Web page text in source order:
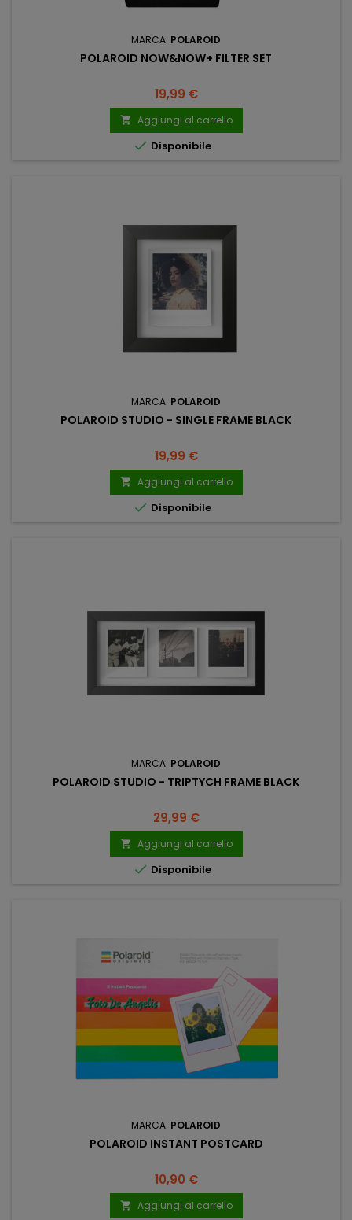
MARCA: POLAROID
POLAROID NOW&NOW+ FILTER SET
Prezzo
19,99 €
 Aggiungi al carrello
 Disponibile
MARCA: POLAROID
POLAROID STUDIO - SINGLE FRAME BLACK
Prezzo
19,99 €
 Aggiungi al carrello
 Disponibile
MARCA: POLAROID
POLAROID STUDIO - TRIPTYCH FRAME BLACK
Prezzo
29,99 €
 Aggiungi al carrello
 Disponibile
MARCA: POLAROID
POLAROID INSTANT POSTCARD
Prezzo
10,90 €
 Aggiungi al carrello